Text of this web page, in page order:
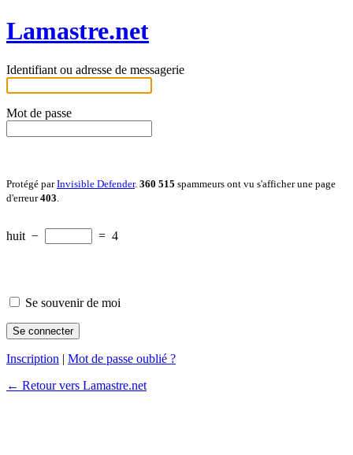
Lamastre.net
Identifiant ou adresse de messagerie
Mot de passe
Protégé parInvisible Defender. 360 515 spammeurs ont vu s'afficher une page
d'erreur403
huit − = 4
Se souvenir de moi
Inscription | Mot de passe oublié ?
← Retour vers Lamastre.net